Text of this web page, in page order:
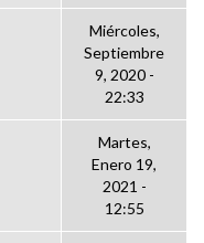
Miércoles,
Septiembre
9, 2020 -
22:33
Martes,
Enero 19,
2021 -
12:55